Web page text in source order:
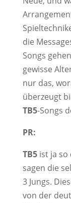
die
Songs
gewisse
nur das,
überzeugt
TB5-Songs
PR:
TB5ist ja so
sagen die
3 Jungs.
von der